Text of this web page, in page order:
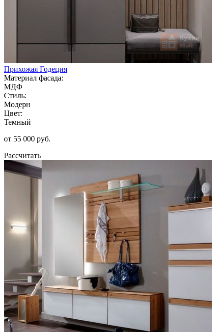
Прихожая Годеция
Материал фасада:
МДФ
Стиль:
Модерн
Цвет:
Темный
от 55 000 руб.
Рассчитать